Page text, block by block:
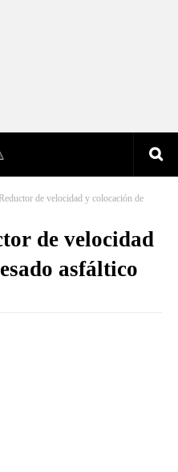
de velocidad y colocación de
de velocidad
asfáltico